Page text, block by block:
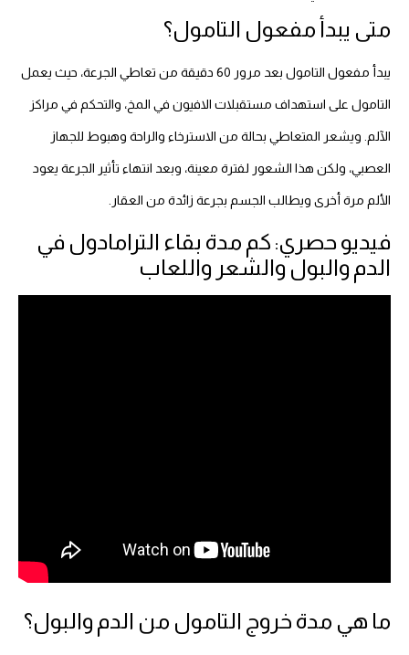
متى يبدأ مفعول التامول؟
يبدأ مفعول التامول بعد مرور 60 دقيقة من تعاطي الجرعة، حيث يعمل
التامول على استهداف مستقبلات الافيون في المخ، والتحكم في مراكز
الآلم. ويشعر المتعاطي بحالة من الاسترخاء والراحة وهبوط للجهاز
العصبي، ولكن هذا الشعور لفترة معينة، وبعد انتهاء تأثير الجرعة يعود
الألم مرة أخرى ويطالب الجسم بجرعة زائدة من العقار.
فيديو حصري: كم مدة بقاء الترامادول في
الدم والبول والشعر واللعاب
ما هي مدة خروج التامول من الدم والبول؟